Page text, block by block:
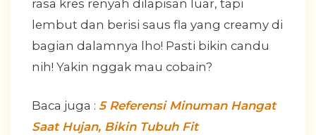
rasa kres renyah dilapisan luar, tapi
lembut dan berisi saus fla yang creamy di
bagian dalamnya lho! Pasti bikin candu
nih! Yakin nggak mau cobain?
Baca juga : 5 Referensi Minuman Hangat
Saat Hujan, Bikin Tubuh Fit